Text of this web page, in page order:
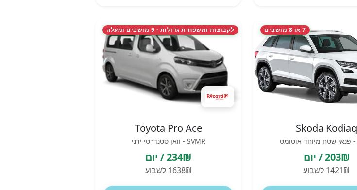
7 או 8 מושבים
Skoda Kodiaq
203₪ / יום
1421₪ לשבוע
לקבוצות ומשפחות גדולות - 9 מושבים ומעלה
Toyota Pro Ace
SVMR - וואן סטנדרטי ידני
234₪ / יום
1638₪ לשבוע